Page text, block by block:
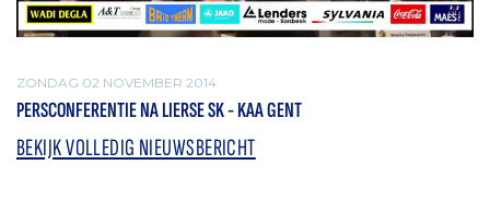
ZONDAG 02 NOVEMBER 2014
PERSCONFERENTIE NA LIERSE SK - KAA GENT
BEKIJK VOLLEDIG NIEUWSBERICHT